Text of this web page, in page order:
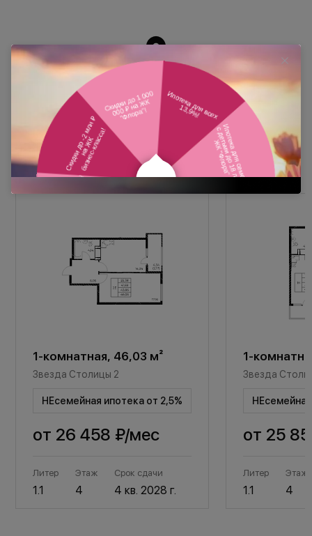
Похожие планировки
1-комнатная, 46,03 м²
Звезда Столицы 2
НЕсемейная ипотека от 2,5%
от 26 458 ₽/мес
Литер
1.1
Этаж
4
Срок сдачи
4 кв. 2028 г.
1-
Звезда
от 25
Литер
1.1
Этаж
4